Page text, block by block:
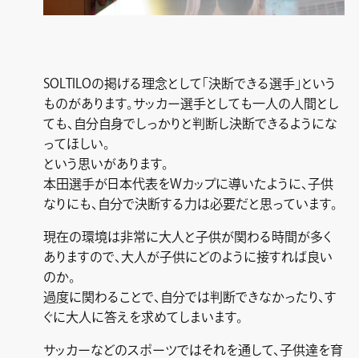
SOLTILOの掲げる理念として「決断できる選手」という
ものがあります。サッカー選手としても一人の人間とし
ても、自分自身でしっかりと判断し決断できるようにな
ってほしい。
という思いがあります。
本田選手が日本代表をWカップに導いたように、子供
なりにも、自分で決断する力は必要だと思っています。
現在の環境は非常に大人と子供が関わる時間が多く
ありますので、大人が子供にどのように接すれば良い
のか。
過度に関わることで、自分では判断できなかったり、す
ぐに大人に答えを求めてしまいます。
サッカーなどのスポーツではそれを通して、子供達を育